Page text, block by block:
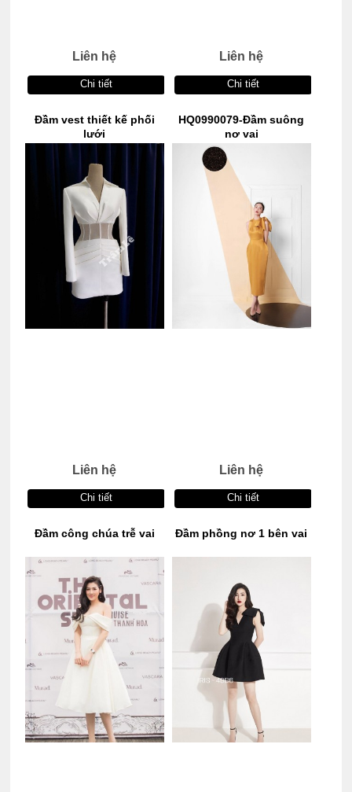
Liên hệ
Chi tiết
Liên hệ
Chi tiết
Đầm vest thiết kế phối
lưới
Liên hệ
Chi tiết
HQ0990079-Đầm suông
nơ vai
Liên hệ
Chi tiết
Đầm công chúa trễ vai Đầm phồng nơ 1 bên vai